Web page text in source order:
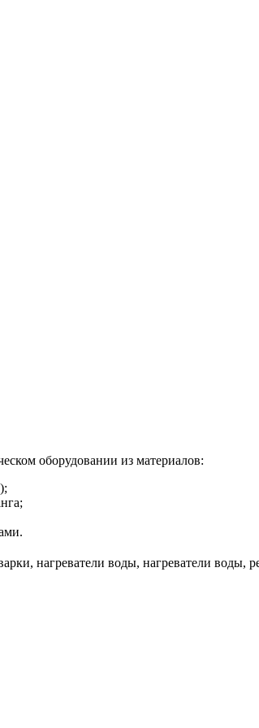
оборудовании из материалов:
нагреватели воды, нагреватели воды,